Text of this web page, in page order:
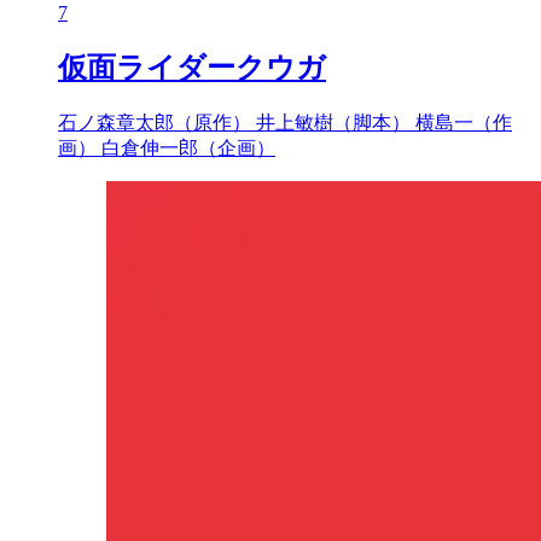
7
仮面ライダークウガ
石ノ森章太郎（原作） 井上敏樹（脚本） 横島一（作
画） 白倉伸一郎（企画）